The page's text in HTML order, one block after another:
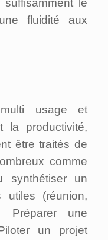
fluidité aux
usage et
la productivité,
être traités de
comme
synthétiser un
utiles (réunion,
Préparer une
un projet